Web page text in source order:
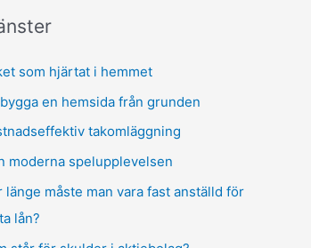
som hjärtat i hemmet
en hemsida från grunden
takomläggning
moderna spelupplevelsen
länge måste man vara fast anställd för
lån?